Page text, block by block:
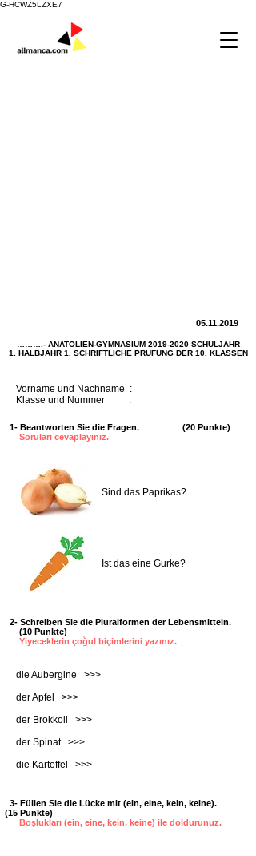
G-HCWZ5LZXE7
05.11.2019
……….- ANATOLIEN-GYMNASIUM 2019-2020SCHULJAHR
1. HALBJAHR 1. SCHRIFTLICHE PRÜFUNG DER 10. KLASSEN
Vorname und Nachname :
Klasse und Nummer :
1- Beantworten Sie die Fragen. (20 Punkte)
Soruları cevaplayınız.
Sind das Paprikas?
Ist das eine Gurke?
2- Schreiben Sie die Pluralformen der Lebensmitteln.
(10 Punkte)
Yiyeceklerin çoğul biçimlerini yazınız.
die Aubergine >>>
der Apfel >>>
der Brokkoli >>>
der Spinat >>>
die Kartoffel >>>
3- Füllen Sie die Lücke mit (ein, eine, kein, keine).
(15 Punkte)
Boşlukları (ein, eine, kein, keine) ile doldurunuz.